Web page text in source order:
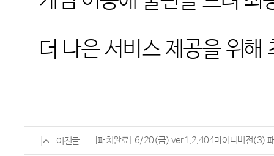
더 나은 서비스 제공을 위해
이전글 [패치완료] 6/20(금) ver1.2.404마이너버전(3)